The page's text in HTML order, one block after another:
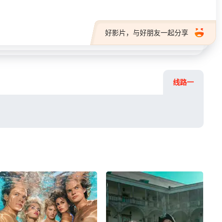
好影片，与好朋友一起分享
线路一